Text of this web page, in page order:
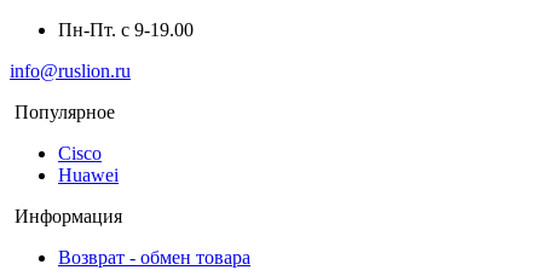
Пн-Пт. с 9-19.00
info@ruslion.ru
Популярное
Cisco
Huawei
Информация
Возврат - обмен товара